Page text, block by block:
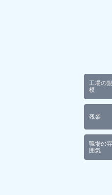
工場の規
模
残業
職場の雰
囲気